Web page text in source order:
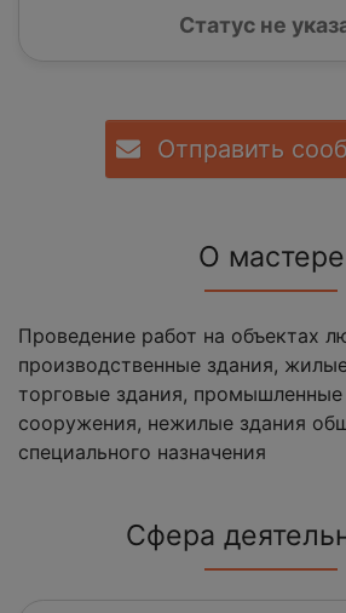
Статус не
Отправить
О мастере
Проведение работ на объектах
производственные здания,
торговые здания, промышленные
сооружения, нежилые здания
специального назначения
Сфера